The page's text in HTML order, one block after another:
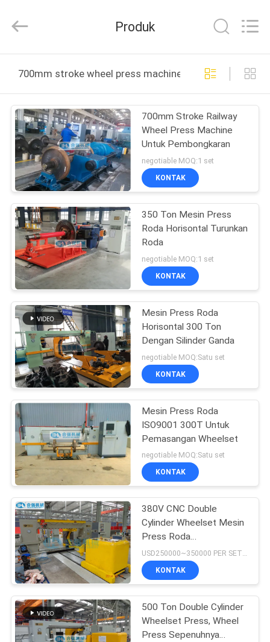
PRODUK
TENTANG
KAMI
TUR
PABRIK
KONTROL
KUALITAS
HUBUNGI
KAMI
PERMINTAAN
PENAWARAN
SITEMAP
PRIVACY
POLICY
Share
Rights
Produk
700mm stroke wheel press machine pembuatan online
700mm Stroke Railway
Wheel Press Machine
Untuk Pembongkaran
negotiable MOQ:1 set
KONTAK
350 Ton Mesin Press
Roda Horisontal Turunkan
Roda
negotiable MOQ:1 set
KONTAK
Mesin Press Roda
Horisontal 300 Ton
Dengan Silinder Ganda
negotiable MOQ:Satu set
KONTAK
Mesin Press Roda
ISO9001 300T Untuk
Pemasangan Wheelset
negotiable MOQ:Satu set
KONTAK
380V CNC Double
Cylinder Wheelset Mesin
Press Roda
Pembongkaran
USD250000~350000 PER SET MOQ:satu set
KONTAK
500 Ton Double Cylinder
Wheelset Press, Wheel
Press Sepenuhnya